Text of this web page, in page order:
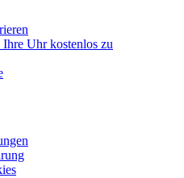
Ihre Uhr kostenlos zu